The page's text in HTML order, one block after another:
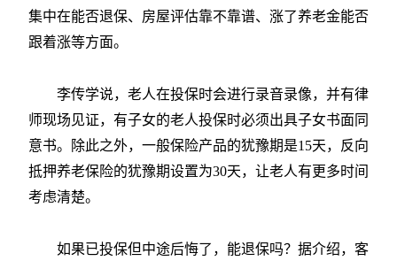
集中在能否退保、房屋评估靠不靠谱、涨了养老金能否
跟着涨等方面。
李传学说，老人在投保时会进行录音录像，并有律
师现场见证，有子女的老人投保时必须出具子女书面同
意书。除此之外，一般保险产品的犹豫期是15天，反向
抵押养老保险的犹豫期设置为30天，让老人有更多时间
考虑清楚。
如果已投保但中途后悔了，能退保吗？据介绍，客